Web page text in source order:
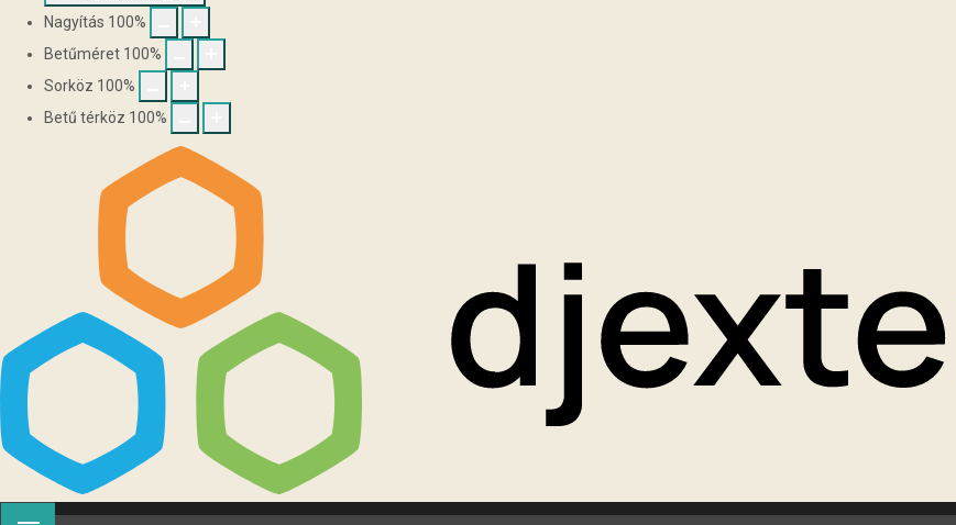
Nagyítás 100%
Betűméret 100%
Sorköz 100%
Betű térköz 100%